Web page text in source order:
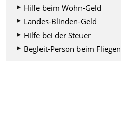
Hilfe beim Wohn-Geld
Landes-Blinden-Geld
Hilfe bei der Steuer
Begleit-Person beim Fliegen